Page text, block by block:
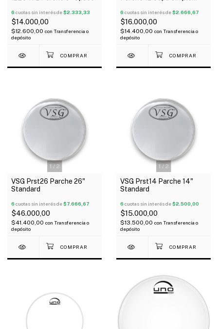
6 cuotas sin interés de$2.333,33
$14.000,00
$12.600,00 con Transferencia o
depósito
6 cuotas sin interés de$2.666,67
$16.000,00
$14.400,00 con Transferencia o
depósito
1 / 2
VSG Prst26 Parche 26"
Standard
6 cuotas sin interés de$7.666,67
$46.000,00
$41.400,00 con Transferencia o
depósito
1 / 2
VSG Prst14 Parche 14"
Standard
6 cuotas sin interés de$2.500,00
$15.000,00
$13.500,00 con Transferencia o
depósito